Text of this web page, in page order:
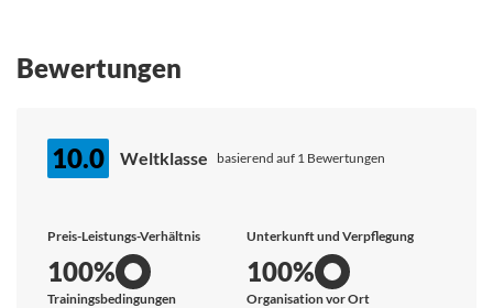
Bewertungen
10.0 Weltklasse basierend auf 1 Bewertungen
Preis-Leistungs-Verhältnis
100%
Unterkunft und Verpflegung
100%
Trainingsbedingungen Organisation vor Ort